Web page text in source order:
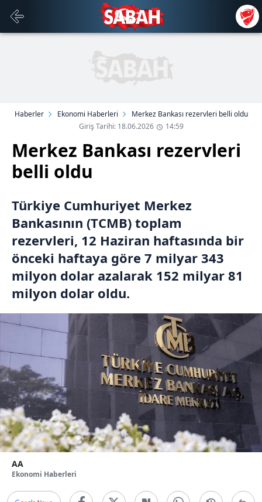
Haberler Ekonomi Haberleri
Merkez Bankası rezervleri belli oldu
Giriş Tarihi: 18.06.2026
14:59
Merkez Bankası rezervleri
belli oldu
Türkiye Cumhuriyet Merkez
Bankasının (TCMB) toplam
rezervleri, 12 Haziran haftasında bir
önceki haftaya göre 7 milyar 343
milyon dolar azalarak 152 milyar 81
milyon dolar oldu.
AA
Ekonomi Haberleri